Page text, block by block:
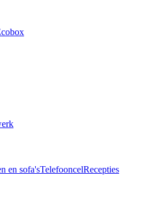
en sofa'sTelefooncelRecepties